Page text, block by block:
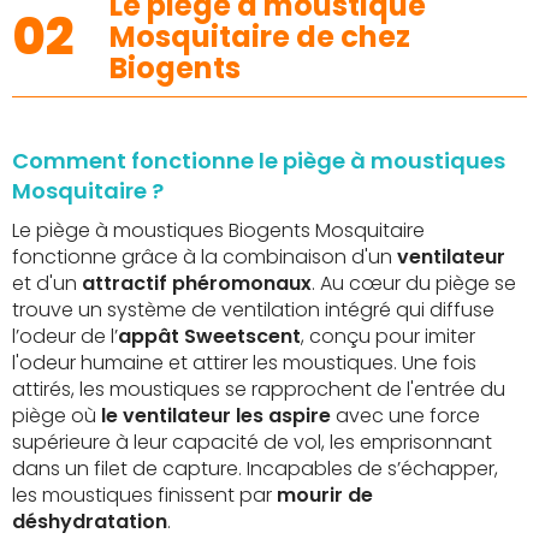
02 Mosquitaire de chez
Biogents
Comment fonctionne le piège à moustiques
Mosquitaire ?
Le piège à moustiques Biogents Mosquitaire
fonctionne grâce à la combinaison d'un ventilateur
et d'un attractif phéromonaux. Au cœur du piège se
trouve un système de ventilation intégré qui diffuse
l’odeur de l’appât Sweetscent, conçu pour imiter
l'odeur humaine et attirer les moustiques. Une fois
attirés, les moustiques se rapprochent de l'entrée du
piège où le ventilateur les aspireavec une force
supérieure à leur capacité de vol, les emprisonnant
dans un filet de capture. Incapables de s’échapper,
les moustiques finissent par mourir de
déshydratation.